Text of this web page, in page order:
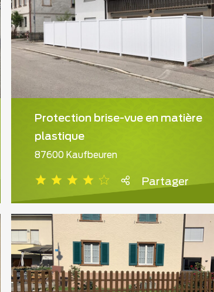
Protection brise-vue en matière
plastique
87600 Kaufbeuren
Partager